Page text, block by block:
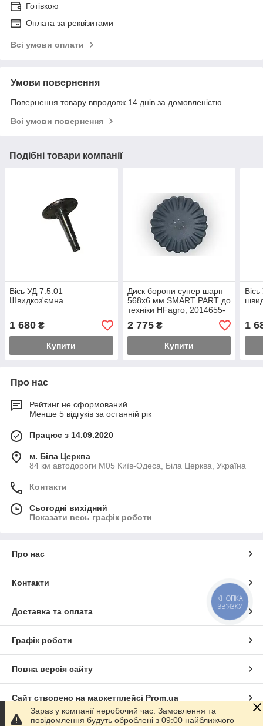
Готівкою
Оплата за реквізитами
Всі умови оплати
Умови повернення
Повернення товару впродовж 14 днів за домовленістю
Всі умови повернення
Подібні товари компанії
Вісь УД 7.5.01
Швидкоз'ємна
1 680 ₴
Купити
Диск борони супер шарп
568х6 мм SMART PART до
техніки HFagro, 2014655-
SP
2 775₴
Купити
1
Про нас
Рейтинг не сформований
Менше 5 відгуків за останній рік
Працює з 14.09.2020
м. Біла Церква
84 км автодороги М05 Київ-Одеса, Біла Церква, Україна
Контакти
Сьогодні вихідний
Показати весь графік роботи
Про нас
Контакти
Доставка та оплата
Графік роботи
Повна версія сайту
Сайт створено на маркетплейсі Prom.ua
Зараз у компанії неробочий час. Замовлення та
повідомлення будуть оброблені з 09:00 найближчого
КНОПКА
ЗВ'ЯЗКУ